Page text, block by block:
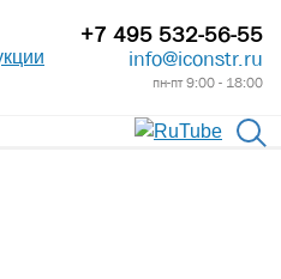
+7 495 532-56-55
info@iconstr.ru
пн-пт 9:00 - 18:00